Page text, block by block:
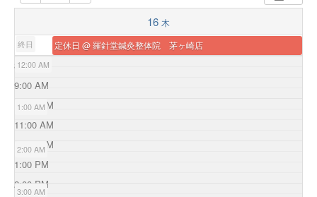
16 木
終日 定休日 @ 羅針堂鍼灸整体院 茅ヶ崎店
12:00 AM
1:00 AM
2:00 AM
3:00 AM
8:00 AM
9:00 AM
10:00 AM
11:00 AM
12:00 PM
1:00 PM
2:00 PM